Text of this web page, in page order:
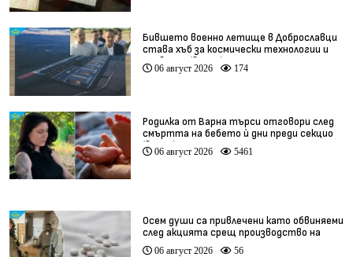
Бившето военно летище в Доброславци
става хъб за космически технологии и
иновации (видео)
06 август 2026 174
Родилка от Варна търси отговори след
смъртта на бебето ѝ дни преди секцио
(видео)
06 август 2026 5461
Осем души са привлечени като обвиняеми
след акцията срещ производство на
фентанил
06 август 2026 56